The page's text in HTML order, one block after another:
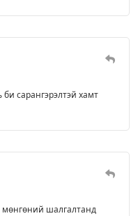
сарангэрэлтэй хамт
шалгалтанд